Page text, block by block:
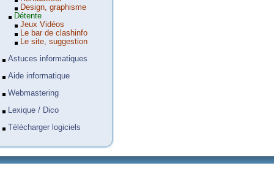
Design, graphisme
Détente
Jeux Vidéos
Le bar de clashinfo
Le site, suggestion
Astuces informatiques
Aide informatique
Webmastering
Lexique / Dico
Télécharger logiciels